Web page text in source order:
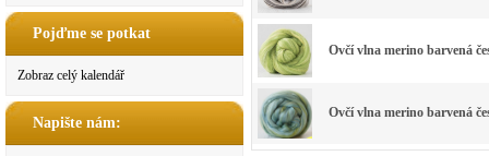
Pojďme se potkat
Zobraz celý kalendář
Napište nám:
Ovčí vlna merino barvená
Ovčí vlna merino barvená